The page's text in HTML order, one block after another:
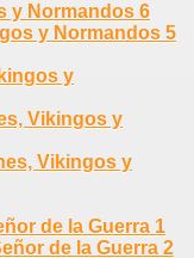
y Normandos 6
y Normandos 5
y
Vikingos y
Vikingos y
de la Guerra 1
de la Guerra 2